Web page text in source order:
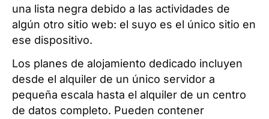
una lista negra debido a las actividades de
algún otro sitio web: el suyo es el único sitio en
ese dispositivo.
Los planes de alojamiento dedicado incluyen
desde el alquiler de un único servidor a
pequeña escala hasta el alquiler de un centro
de datos completo. Pueden contener